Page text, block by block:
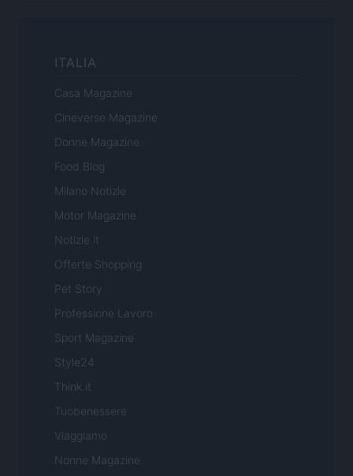
ITALIA
Casa Magazine
Cineverse Magazine
Donne Magazine
Food Blog
Milano Notizie
Motor Magazine
Notizie.it
Offerte Shopping
Pet Story
Professione Lavoro
Sport Magazine
Style24
Think.it
Tuobenessere
Viaggiamo
Nonne Magazine